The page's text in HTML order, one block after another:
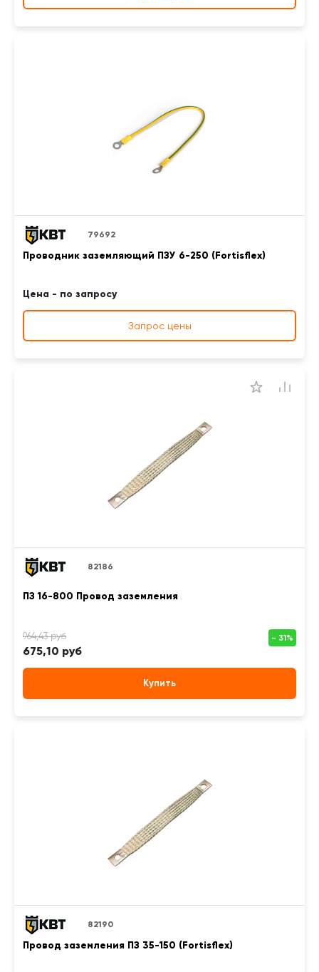
79692
Проводник заземляющий ПЗУ 6-250 (Fortisflex)
Цена - по запросу
Запрос цены
82186
ПЗ 16-800 Провод заземления
675,10 руб
Купить
82190
Провод заземления ПЗ 35-150 (Fortisflex)